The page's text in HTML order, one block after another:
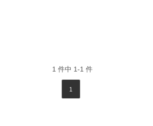
1 件中 1-1 件
1